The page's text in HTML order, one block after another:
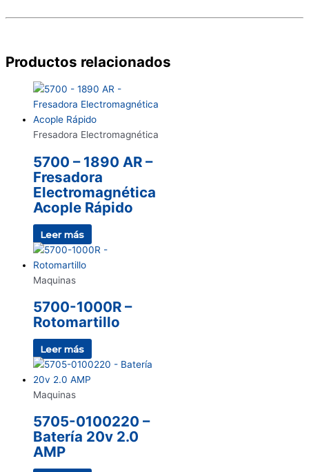
Productos relacionados
Fresadora Electromagnética
5700 – 1890 AR –
Fresadora
Electromagnética
Acople Rápido
Leer más
Maquinas
5700-1000R –
Rotomartillo
Leer más
Maquinas
5705-0100220 –
Batería 20v 2.0
AMP